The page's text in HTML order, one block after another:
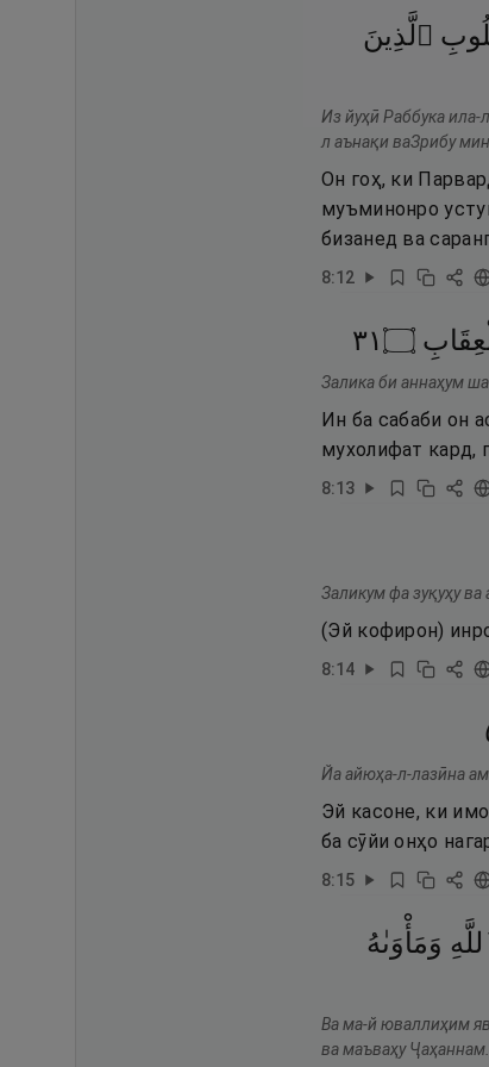
ٱلَّذِينَ
Из йуҳӣ Раббука
л аънақи ваЗрибу
Он гоҳ, ки
муъминонро
бизанед ва
8:12
۝١٣
Залика би аннаҳум
Ин ба сабаби он
мухолифат кард,
8:13
Заликум фа зуқуҳу
(Эй кофирон)
8:14
Йа айюҳа-л-лазӣна
Эй касоне, ки
ба сӯйи онҳо
8:15
وَمَأْوَىٰهُ
Ва ма-й юваллиҳим
ва маъваҳу